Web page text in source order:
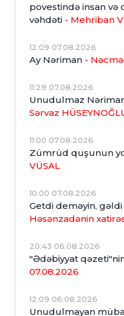
povestində insan və
vəhdəti - Mehriban
12:09 07.08.2026
Ay Nəriman -
11:29 07.08.2026
Unudulmaz
Sərvaz
11:00 07.08.2026
Zümrüd quşunun
VÜSAL
10:00 07.08.2026
Getdi deməyin, gəldi
Həsənzadənin
20:43 06.08.2026
"Ədəbiyyat
07.08.2026
12:09 06.08.2026
Unudulmayan